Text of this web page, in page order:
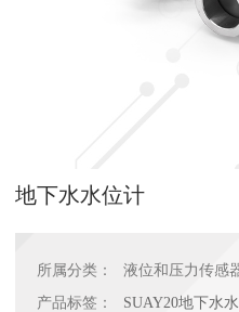
地下水水位计
所属分类：
液位和压力传感
产品标签：
SUAY20地下水